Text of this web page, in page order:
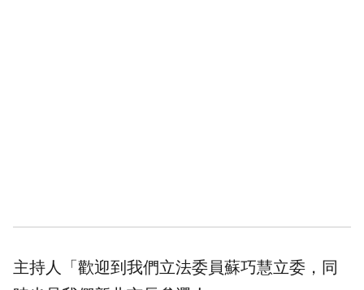
主持人「歡迎到我們立法委員蘇巧慧立委，同